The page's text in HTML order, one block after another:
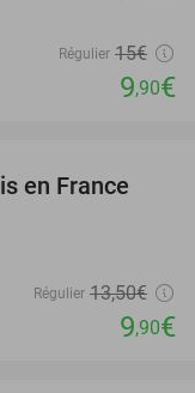
Régulier 15€
9,90€
27%
en France
Régulier 13,50€
9,90€